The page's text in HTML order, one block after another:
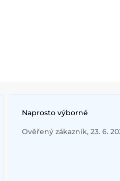
Naprosto výborné
Ověřený zákazník, 23. 6.